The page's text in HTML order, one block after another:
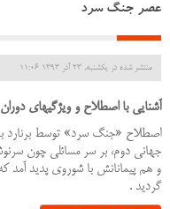
عصر جنگ سرد
منتشر شده در یکشنبه, 23 آذر 1393 11:06
آشنایی با اصطلاح و ویژگیهای
اصطلاح «جنگ سرد» توسط برنارد
جهانی دوم، بر سر مسائلی چون
و هم‏ پیمانانش با شوروی پدید آمد
گردید .